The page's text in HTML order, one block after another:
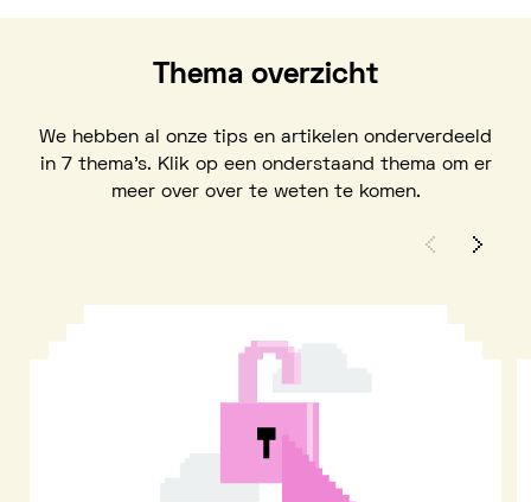
Thema overzicht
We hebben al onze tips en artikelen onderverdeeld
in 7 thema’s. Klik op een onderstaand thema om er
meer over over te weten te komen.